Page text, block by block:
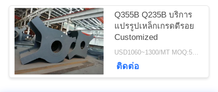
นโยบาย
ความ
เป็น
ส่วน
Q355B Q235B บริการ
แปรรูปเหล็กเกรดดีรอย
Customized
USD1060~1300/MT MOQ:50 เมตร
ติดต่อ